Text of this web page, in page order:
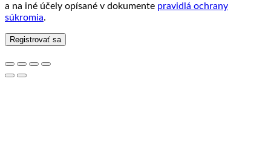
a na iné účely opísané v dokumente pravidlá ochrany
súkromia.
Registrovať sa